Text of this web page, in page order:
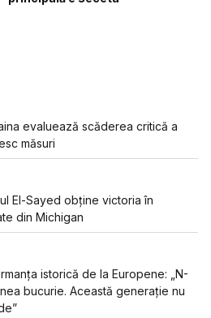
evaluează scăderea critică a
măsuri
El-Sayed obține victoria în
din Michigan
istorică de la Europene: „N-
bucurie. Această generație nu